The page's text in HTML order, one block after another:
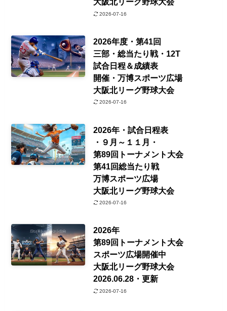
2026-07-16
2026年度・第41回
三部・総当たり戦・12T
試合日程＆成績表
開催・万博スポーツ広場
大阪北リーグ野球大会
2026-07-16
2026年・試合日程表
・９月～１１月・
第89回トーナメント大会
第41回総当たり戦
万博スポーツ広場
大阪北リーグ野球大会
2026-07-16
2026年
第89回トーナメント大会
スポーツ広場開催中
大阪北リーグ野球大会
2026.06.28・更新
2026-07-16